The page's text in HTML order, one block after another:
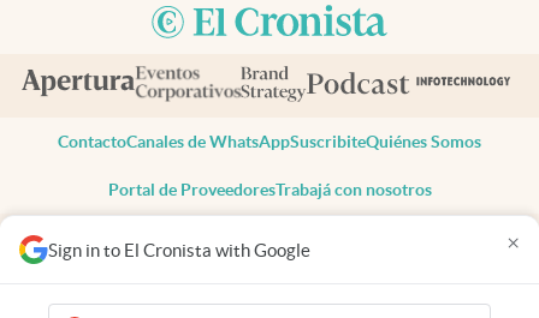
Sign in to El Cronista with Google ×
ContactoCanales de WhatsAppSuscribiteQuiénes Somos
Portal de ProveedoresTrabajá con nosotros
Todos los derechos reservados
Privacidad